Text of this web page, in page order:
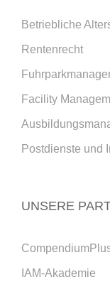
Betriebliche
Rentenrecht
Facility
Postdienste und
UNSERE
IAM-Akademie